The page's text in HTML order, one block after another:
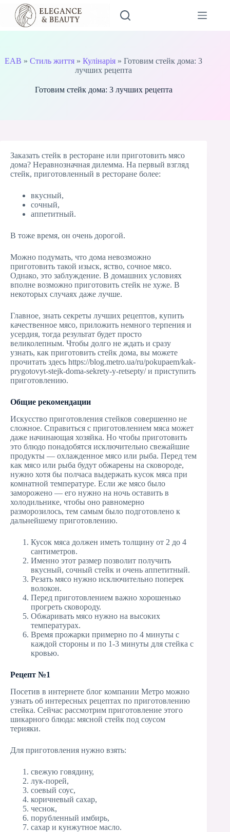
Перейти
вмісту
EAB »Стиль життя »Кулінарія »Готовим стейк дома: 3
лучших рецепта
Готовим стейк дома: 3 лучших рецепта
Заказать стейк в ресторане или приготовить мясо
дома? Неравнозначная дилемма. На первый взгляд
стейк, приготовленный в ресторане более:
вкусный,
сочный,
аппетитный.
В тоже время, он очень дорогой.
Можно подумать, что дома невозможно
приготовить такой изыск, яство, сочное мясо.
Однако, это заблуждение. В домашних условиях
вполне возможно приготовить стейк не хуже. В
некоторых случаях даже лучше.
Главное, знать секреты лучших рецептов, купить
качественное мясо, приложить немного терпения и
усердия, тогда результат будет просто
великолепным. Чтобы долго не ждать и сразу
узнать, как приготовить стейк дома, вы можете
прочитать здесь https://blog.metro.ua/ru/pokupaem/kak-
prygotovyt-stejk-doma-sekrety-y-retsepty/ и приступить
приготовлению.
Общие рекомендации
Искусство приготовления стейков совершенно не
сложное. Справиться с приготовлением мяса может
даже начинающая хозяйка. Но чтобы приготовить
это блюдо понадобятся исключительно свежайшие
продукты — охлажденное мясо или рыба. Перед тем
как мясо или рыба будут обжарены на сковороде,
нужно хотя бы полчаса выдержать кусок мяса при
комнатной температуре. Если же мясо было
заморожено — его нужно на ночь оставить в
холодильнике, чтобы оно равномерно
разморозилось, тем самым было подготовлено к
дальнейшему приготовлению.
Кусок мяса должен иметь толщину от 2 до 4
сантиметров.
Именно этот размер позволит получить
вкусный, сочный стейк и очень аппетитный.
Резать мясо нужно исключительно поперек
волокон.
Перед приготовлением важно хорошенько
прогреть сковороду.
Обжаривать мясо нужно на высоких
температурах.
Время прожарки примерно по 4 минуты с
каждой стороны и по 1-3 минуты для стейка с
кровью.
Рецепт №1
Посетив в интернете блог компании Метро можно
узнать об интересных рецептах по приготовлению
стейка. Сейчас рассмотрим приготовление этого
шикарного блюда: мясной стейк под соусом
терияки.
Для приготовления нужно взять:
свежую говядину,
лук-порей,
соевый соус,
коричневый сахар,
чеснок,
порубленный имбирь,
сахар и кунжутное масло.